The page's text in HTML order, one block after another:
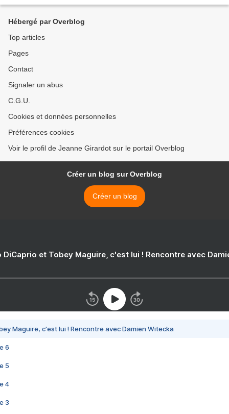
Hébergé par Overblog
Top articles
Pages
Contact
Signaler un abus
C.G.U.
Cookies et données personnelles
Préférences cookies
Voir le profil de Jeanne Girardot sur le portail Overblog
Créer un blog sur Overblog
Créer un blog
DiCaprio et Tobey Maguire, c'est lui ! Rencontre avec
Maguire, c'est lui ! Rencontre avec Damien Witecka
6
5
4
3